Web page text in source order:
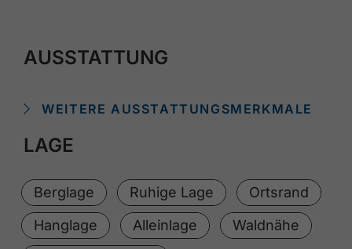
AUSSTATTUNG
WEITERE AUSSTATTUNGSMERKMALE
LAGE
Berglage Ruhige Lage
Ortsrand
Hanglage
Alleinlage
Waldnähe